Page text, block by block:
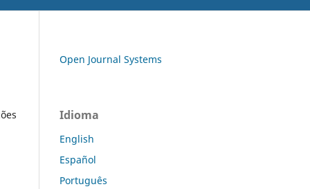
Open Journal Systems
Idioma
English
Español
Português